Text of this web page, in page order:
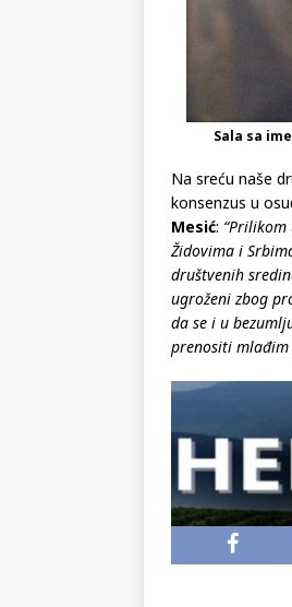
Sala sa
Na sreću naše
konsenzus u
Mesić:
Židovima i
društvenih
ugroženi zbog
da se i u
prenositi mlađim